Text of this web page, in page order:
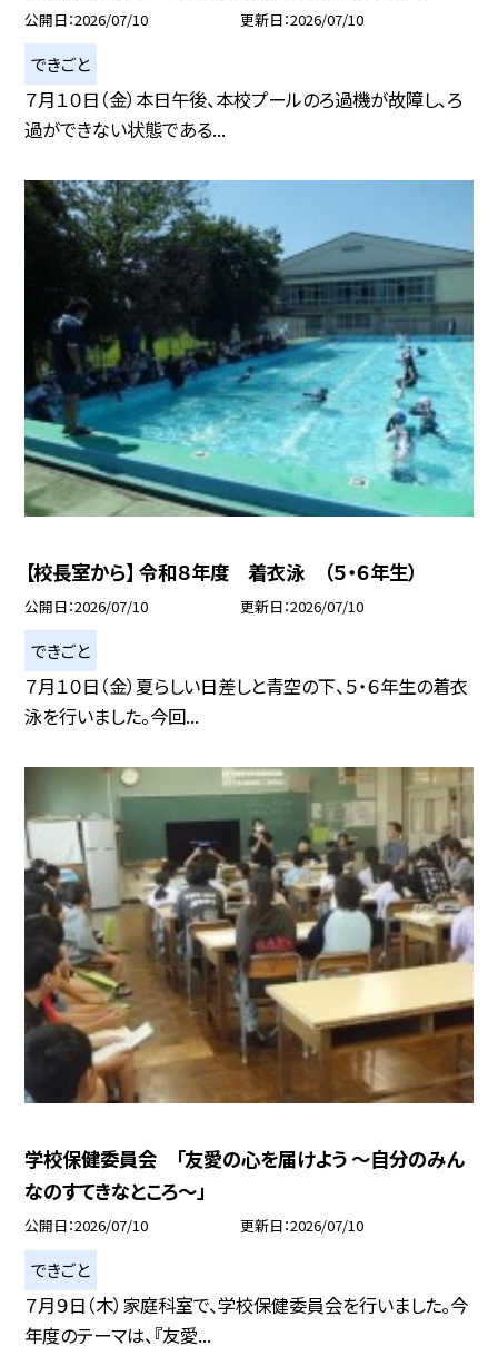
公開日 2026/07/10 更新日 2026/07/10
できごと
７月１０日（金） 本日午後、本校プールのろ過機が故障し、ろ
過ができない状態である...
【校長室から】 令和８年度 着衣泳 （５・６年生）
公開日 2026/07/10 更新日 2026/07/10
できごと
７月１０日（金）夏らしい日差しと青空の下、５・６年生の着衣
泳を行いました。今回...
学校保健委員会 「友愛の心を届けよう 〜自分のみん
なのすてきなところ〜」
公開日 2026/07/10 更新日 2026/07/10
できごと
７月９日（木）家庭科室で、学校保健委員会を行いました。今
年度のテーマは、『友愛...